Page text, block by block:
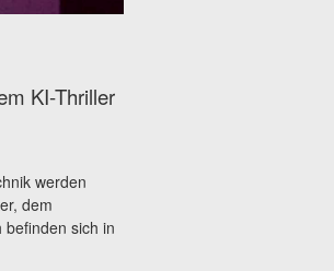
KI-Thriller
werden
dem
sich in